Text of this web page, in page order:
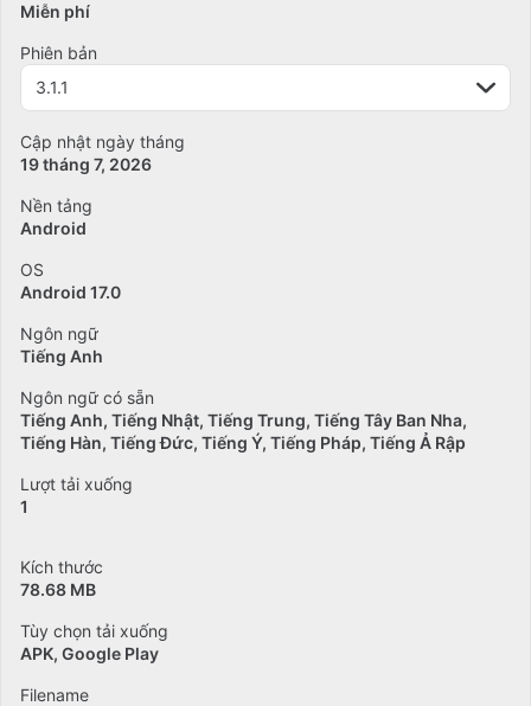
Miễn phí
Phiên bản
3.1.1
Cập nhật ngày tháng
19 tháng 7, 2026
Nền tảng
Android
OS
Android 17.0
Ngôn ngữ
Tiếng Anh
Ngôn ngữ có sẵn
Tiếng Anh Tiếng Nhật Tiếng Trung Tiếng Tây Ban Nha
Tiếng Hàn Tiếng Đức Tiếng Ý Tiếng Pháp Tiếng Ả Rập
Lượt tải xuống
1
Kích thước
78.68 MB
Tùy chọn tải xuống
APK, Google Play
Filename